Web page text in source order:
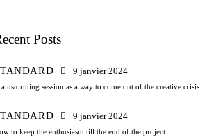
Posts
9 janvier 2024
session as a way to come out of the creative crisis
9 janvier 2024
to keep the enthusiasm till the end of the project